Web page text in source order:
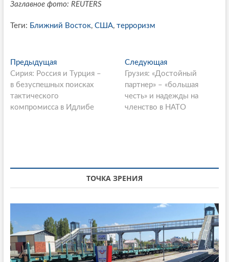
Заглавное фото: REUTERS
Теги: Ближний Восток, США, терроризм
P
o
s
t
v
t
i
ПредыдущаяП
р
е
д
ы
т
ь
я
:
Сирия: Россия и Турция –
в безуспешных поисках
тактического
компромисса в Идлибе
Следующая
л
е
д
у
а
я
:
Грузия: «Достойный
партнер» – «большая
честь» и надежды на
членство в НАТО
ТОЧКА ЗРЕНИЯ